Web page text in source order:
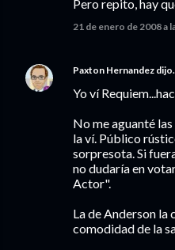
Pero repito, hay
21 de enero de 2008 a
Paxton Hernandez
Yo ví
No me aguanté las
la ví. Público
sorpresota. Si
no dudaría en
Actor".
La de Anderson la
comodidad de la